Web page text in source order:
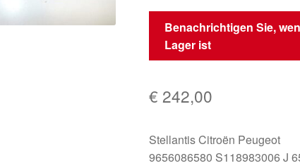
Benachrichtigen Sie,
Lager ist
€ 242,00
Stellantis Citroën Peugeot
9656086580 S118983006 J